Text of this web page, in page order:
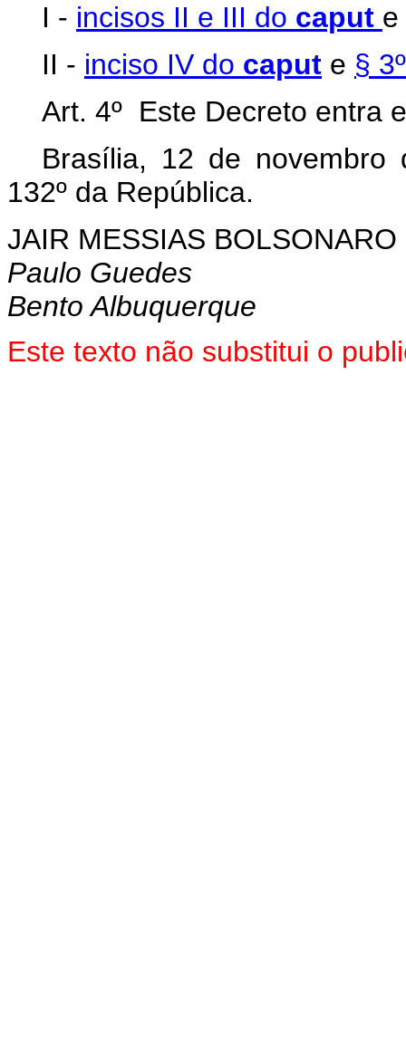
I - incisos II e III do caput e
II - inciso IV do caput e §
Art. 4º Este Decreto entra
Brasília, 12 de novembro
132º da República.
JAIR MESSIAS BOLSONARO
Paulo Guedes
Bento Albuquerque
Este texto não substitui o